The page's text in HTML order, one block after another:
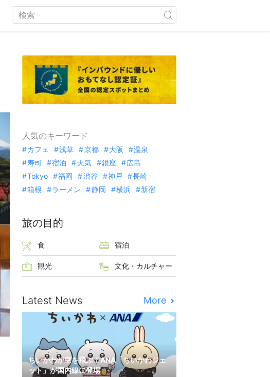
人気のキーワード
カフェ 浅草 京都 大阪
温泉
寿司
宿泊 天気 銀座
広島
Tokyo
福岡 渋谷 神戸
長崎
箱根
ラーメン 静岡 横浜 新宿
旅の目的
食 宿泊
観光 文化・カルチャー
Latest News More
ちいかわが空を飛ぶ！ANA「ちいかわジェ
ット」が国内線に登場